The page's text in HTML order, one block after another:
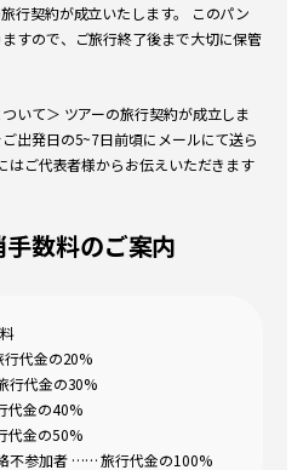
行契約が成立いたします。 このパン
すので、ご旅行終了後まで大切に保管
いて＞ ツアーの旅行契約が成立しま
出発日の5~7日前頃にメールにて送ら
はご代表者様からお伝えいただきます
数料のご案内
代金の20%
代金の30%
金の40%
金の50%
不参加者 …… 旅行代金の100%